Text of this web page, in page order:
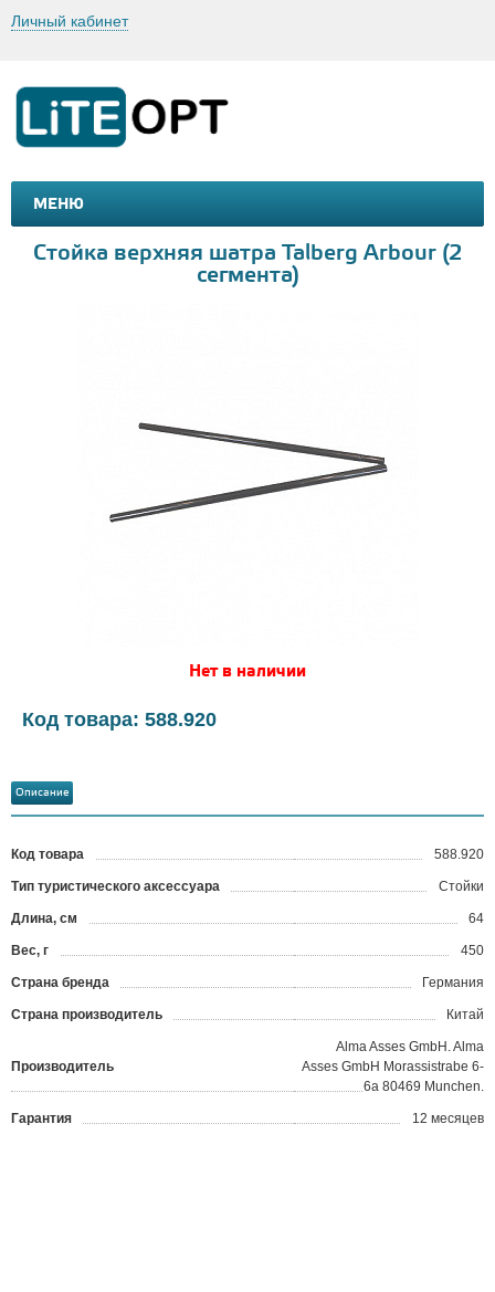
Личный кабинет
МЕНЮ
МАШИНКИ И МОТОЦИКЛЫ
Стойка верхняя шатра Talberg Arbour (2
сегмента)
Нет в наличии
Код товара: 588.920
Описание
Код товара 588.920
Тип туристического аксессуара Стойки
Длина, см 64
Вес, г 450
Страна бренда Германия
Страна производитель Китай
Производитель
Alma Asses GmbH. Alma
Asses GmbH Morassistrabe 6-
6a 80469 Munchen.
Гарантия 12 месяцев